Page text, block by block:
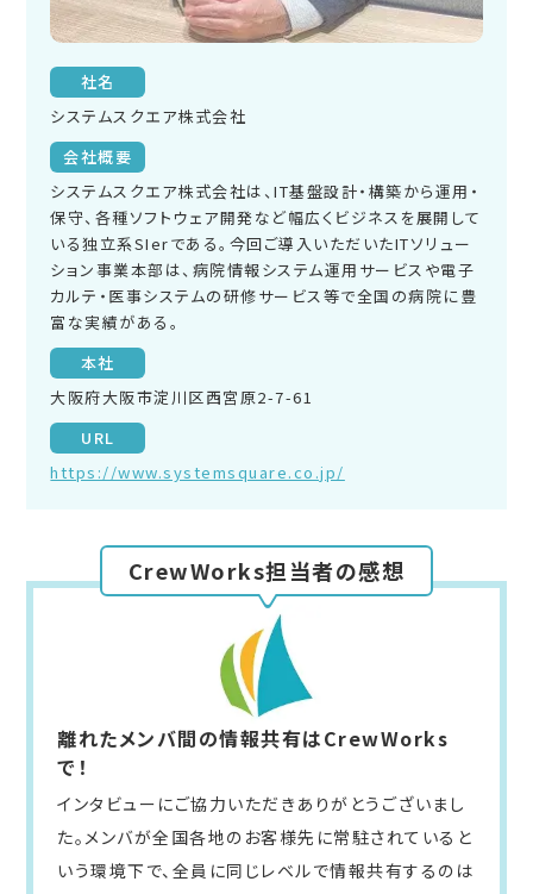
社名
システムスクエア株式会社
会社概要
システムスクエア株式会社は、IT基盤設計・構築から運用・
保守、各種ソフトウェア開発など幅広くビジネスを展開して
いる独立系SIerである。今回ご導入いただいたITソリュー
ション事業本部は、病院情報システム運用サービスや電子
カルテ・医事システムの研修サービス等で全国の病院に豊
富な実績がある。
本社
大阪府大阪市淀川区西宮原2-7-61
URL
https://www.systemsquare.co.jp/
CrewWorks担当者の感想
離れたメンバ間の情報共有はCrewWorks
で！
インタビューにご協力いただきありがとうございまし
た。メンバが全国各地のお客様先に常駐されていると
いう環境下で、全員に同じレベルで情報共有するのは